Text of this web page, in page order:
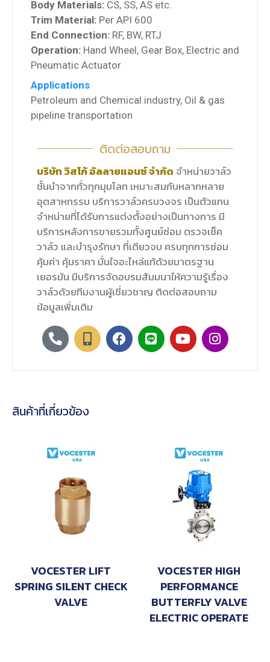
Body Materials: CS, SS, AS etc.
Trim Material: Per API 600
End Connection: RF, BW, RTJ
Operation: Hand Wheel, Gear Box, Electric and
Pneumatic Actuator
Applications
Petroleum and Chemical industry, Oil & gas
pipeline transportation
ติดต่อสอบถาม
บริษัท วิสโก้ อัลลายแอนซ์ จำกัด จำหน่ายวาล์ว
ชั้นนำจากทั่วทุกมุมโลก เหมาะสมกับหลากหลาย
อุตสาหกรรม บริการวาล์วครบวงจร เป็นตัวแทน
จำหน่ายที่ได้รับการแต่งตั้งอย่างเป็นทางการ มี
บริการหลังการขายรวมทั้งศูนย์ซ่อม ตรวจเช็ค
วาล์ว และบำรุงรักษา ที่เดียวจบ ครบทุกการซ่อม
คุ้มค่า คุ้มราคา มั่นใจอะไหล่แท้ด้วยมาตรฐาน
เยอรมัน มีบริการจัดอบรมสัมมนาให้ความรู้เรื่อง
วาล์วด้วยทีมงานผู้เชี่ยวชาญ ติดต่อสอบถาม
ข้อมูลเพิ่มเติม
สินค้าที่เกี่ยวข้อง
VOCESTER LIFT
SPRING SILENT CHECK
VALVE
VOCESTER HIGH
PERFORMANCE
BUTTERFLY VALVE
ELECTRIC OPERATE